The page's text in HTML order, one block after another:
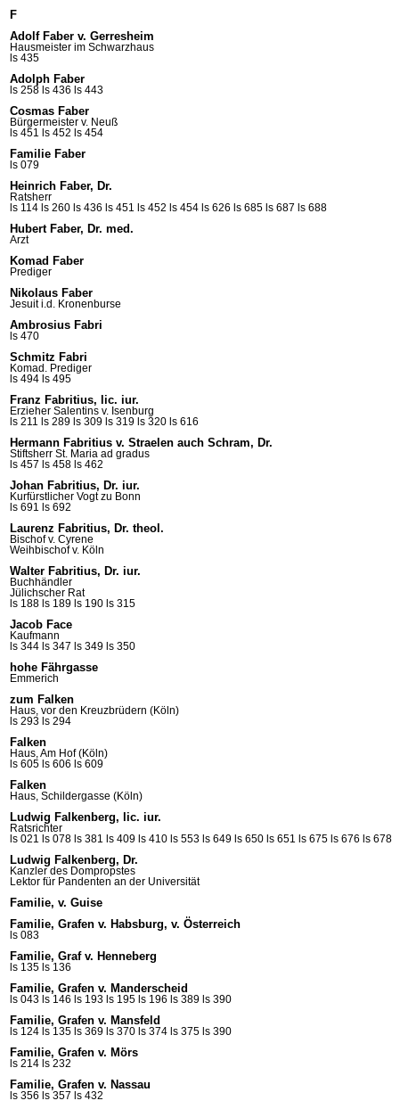
F
Adolf Faber v. Gerresheim
Hausmeister im Schwarzhaus
ls 435
Adolph Faber
ls 258 ls 436 ls 443
Cosmas Faber
Bürgermeister v. Neuß
ls 451 ls 452 ls 454
Familie Faber
ls 079
Heinrich Faber, Dr.
Ratsherr
ls 114 ls 260 ls 436 ls 451 ls 452 ls 454 ls 626 ls 685 ls 687 ls 688
Hubert Faber, Dr. med.
Arzt
Komad Faber
Prediger
Nikolaus Faber
Jesuit i.d. Kronenburse
Ambrosius Fabri
ls 470
Schmitz Fabri
Komad. Prediger
ls 494 ls 495
Franz Fabritius, lic. iur.
Erzieher Salentins v. Isenburg
ls 211 ls 289 ls 309 ls 319 ls 320 ls 616
Hermann Fabritius v. Straelen auch Schram, Dr.
Stiftsherr St. Maria ad gradus
ls 457 ls 458 ls 462
Johan Fabritius, Dr. iur.
Kurfürstlicher Vogt zu Bonn
ls 691 ls 692
Laurenz Fabritius, Dr. theol.
Bischof v. Cyrene
Weihbischof v. Köln
Walter Fabritius, Dr. iur.
Buchhändler
Jülichscher Rat
ls 188 ls 189 ls 190 ls 315
Jacob Face
Kaufmann
ls 344 ls 347 ls 349 ls 350
hohe Fährgasse
Emmerich
zum Falken
Haus, vor den Kreuzbrüdern (Köln)
ls 293 ls 294
Falken
Haus, Am Hof (Köln)
ls 605 ls 606 ls 609
Falken
Haus, Schildergasse (Köln)
Ludwig Falkenberg, lic. iur.
Ratsrichter
ls 021 ls 078 ls 381 ls 409 ls 410 ls 553 ls 649 ls 650 ls 651 ls 675 ls 676 ls 678
Ludwig Falkenberg, Dr.
Kanzler des Dompropstes
Lektor für Pandenten an der Universität
Familie, v. Guise
Familie, Grafen v. Habsburg, v. Österreich
ls 083
Familie, Graf v. Henneberg
ls 135 ls 136
Familie, Grafen v. Manderscheid
ls 043 ls 146 ls 193 ls 195 ls 196 ls 389 ls 390
Familie, Grafen v. Mansfeld
ls 124 ls 135 ls 369 ls 370 ls 374 ls 375 ls 390
Familie, Grafen v. Mörs
ls 214 ls 232
Familie, Grafen v. Nassau
ls 356 ls 357 ls 432